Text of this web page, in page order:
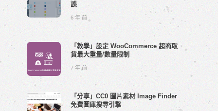
誤
6 年 前
「教學」設定 WooCommerce 超商取
貨最大重量/數量限制
7 年 前
「分享」CC0 圖片素材 Image Finder
免費圖庫搜尋引擎